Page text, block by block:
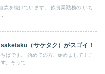
います。 飲食業勤務の いち
（サケタク）がスゴイ！
、始めまして！こ
。そうで...